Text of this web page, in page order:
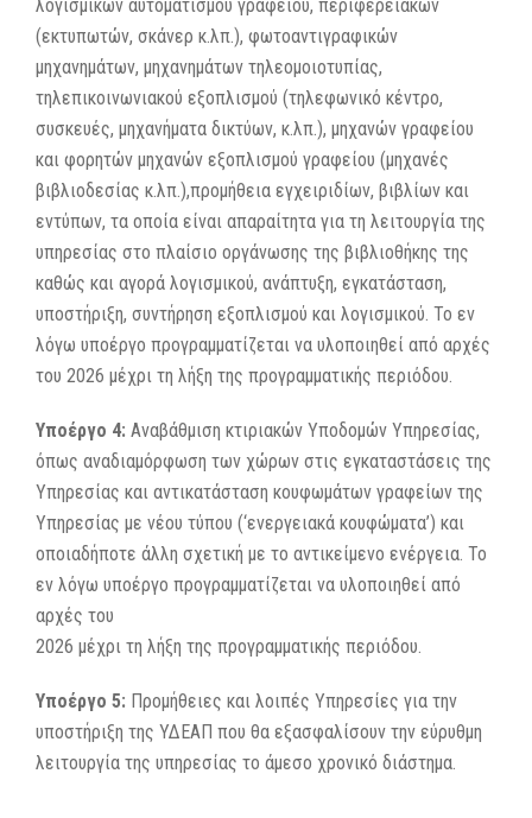
λογισμικών αυτοματισμού γραφείου, περιφερειακών
(εκτυπωτών, σκάνερ κ.λπ.), φωτοαντιγραφικών
μηχανημάτων, μηχανημάτων τηλεομοιοτυπίας,
τηλεπικοινωνιακού εξοπλισμού (τηλεφωνικό κέντρο,
συσκευές, μηχανήματα δικτύων, κ.λπ.), μηχανών γραφείου
και φορητών μηχανών εξοπλισμού γραφείου (μηχανές
βιβλιοδεσίας κ.λπ.),προμήθεια εγχειριδίων, βιβλίων και
εντύπων, τα οποία είναι απαραίτητα για τη λειτουργία της
υπηρεσίας στο πλαίσιο οργάνωσης της βιβλιοθήκης της
καθώς και αγορά λογισμικού, ανάπτυξη, εγκατάσταση,
υποστήριξη, συντήρηση εξοπλισμού και λογισμικού. Το εν
λόγω υποέργο προγραμματίζεται να υλοποιηθεί από αρχές
του 2026 μέχρι τη λήξη της προγραμματικής περιόδου.
Υποέργο 4: Αναβάθμιση κτιριακών Υποδομών Υπηρεσίας,
όπως αναδιαμόρφωση των χώρων στις εγκαταστάσεις της
Υπηρεσίας και αντικατάσταση κουφωμάτων γραφείων της
Υπηρεσίας με νέου τύπου (‘ενεργειακά κουφώματα’) και
οποιαδήποτε άλλη σχετική με το αντικείμενο ενέργεια. Το
εν λόγω υποέργο προγραμματίζεται να υλοποιηθεί από
αρχές του
2026 μέχρι τη λήξη της προγραμματικής περιόδου.
Υποέργο 5: Προμήθειες και λοιπές Υπηρεσίες για την
υποστήριξη της ΥΔΕΑΠ που θα εξασφαλίσουν την εύρυθμη
λειτουργία της υπηρεσίας το άμεσο χρονικό διάστημα.